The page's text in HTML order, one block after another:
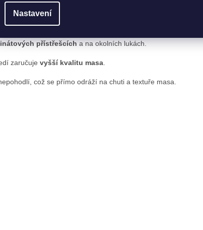
Nastavení
přístřešcích a na okolních lukách.
zaručuje vyšší kvalitu masa
což se přímo odráží na chuti a textuře masa.